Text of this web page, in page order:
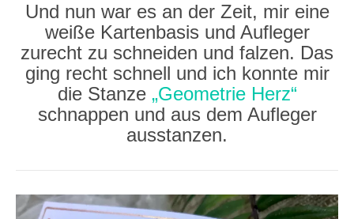
Und nun war es an der Zeit, mir eine
weiße Kartenbasis und Aufleger
zurecht zu schneiden und falzen. Das
ging recht schnell und ich konnte mir
die Stanze „Geometrie Herz“
schnappen und aus dem Aufleger
ausstanzen.